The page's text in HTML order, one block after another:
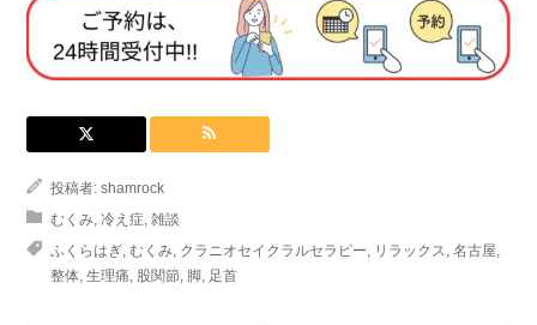
投稿者: shamrock
むくみ 冷え症 雑談
ふくらはぎ むくみ クラニオセイクラルセラピー リラックス 名古屋
整体 生理痛 股関節 脚 足首